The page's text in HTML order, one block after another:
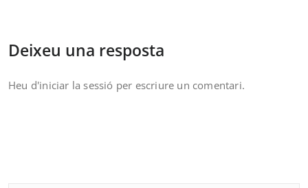
Deixeu una resposta
Heu d'iniciar la sessió per escriure un comentari.